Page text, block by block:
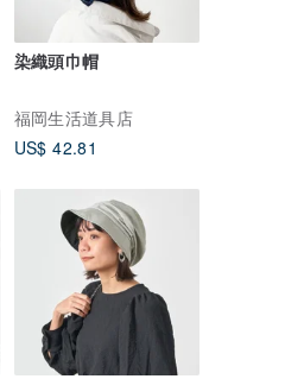
染織頭巾帽
福岡生活道具店
US$ 42.81